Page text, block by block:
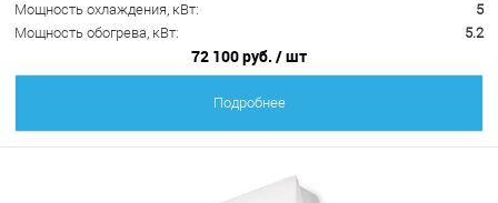
Мощность охлаждения, кВт:
5
Мощность обогрева, кВт:
5.2
72 100 руб. / шт
Подробнее